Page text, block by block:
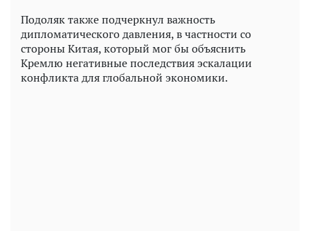
Подоляк также подчеркнул важность
дипломатического давления, в частности со
стороны Китая, который мог бы объяснить
Кремлю негативные последствия эскалации
конфликта для глобальной экономики.